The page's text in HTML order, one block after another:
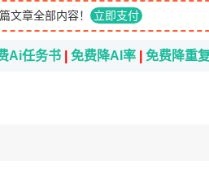
文章全部内容！ 立即支付
Ai任务书 免费降AI率 免费降重